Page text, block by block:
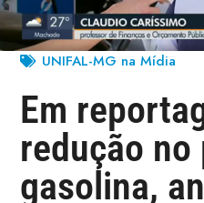
UNIFAL-MG na Mídia
Em
redução no
gasolina,